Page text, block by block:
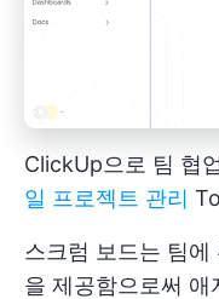
ClickUp으로 팀 협
일 프로젝트 관리
스크럼 보드는 팀에
을 제공함으로써